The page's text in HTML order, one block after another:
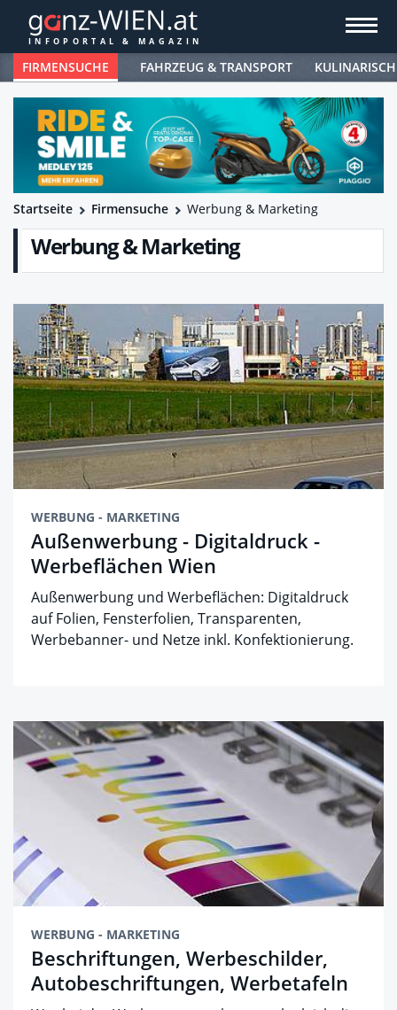
FIRMENSUCHE FAHRZEUG & TRANSPORT
Startseite Firmensuche Werbung & Marketing
Werbung & Marketing
WERBUNG - MARKETING
Außenwerbung - Digitaldruck -
Werbeflächen Wien
Außenwerbung und Werbeflächen: Digitaldruck
auf Folien, Fensterfolien, Transparenten,
Werbebanner- und Netze inkl. Konfektionierung.
WERBUNG - MARKETING
Beschriftungen, Werbeschilder,
Autobeschriftungen, Werbetafeln